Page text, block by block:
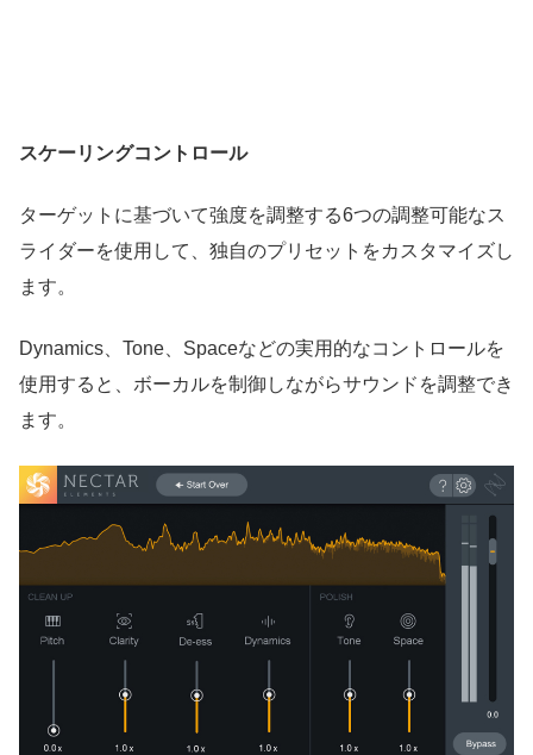
スケーリングコントロール
ターゲットに基づいて強度を調整する6つの調整可能なス
ライダーを使用して、独自のプリセットをカスタマイズし
ます。
Dynamics、Tone、Spaceなどの実用的なコントロールを
使用すると、ボーカルを制御しながらサウンドを調整でき
ます。